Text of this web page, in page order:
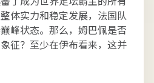
体实力和稳定发展，法国队
峰状态。那么，姆巴佩是否
征？至少在伊布看来，这并